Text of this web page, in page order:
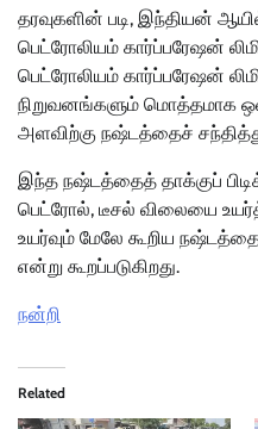
தரவுகளின் படி, இந்தியன்
பெட்ரோலியம் கார்ப்பரேஷன்
பெட்ரோலியம் கார்ப்பரேஷன்
நிறுவனங்களும் மொத்தமாக
அளவிற்கு நஷ்டத்தைச்
இந்த நஷ்டத்தைத் தாக்குப்
பெட்ரோல், டீசல் விலையை
உயர்வும் மேலே கூறிய
என்று கூறப்படுகிறது.
நன்றி
Related